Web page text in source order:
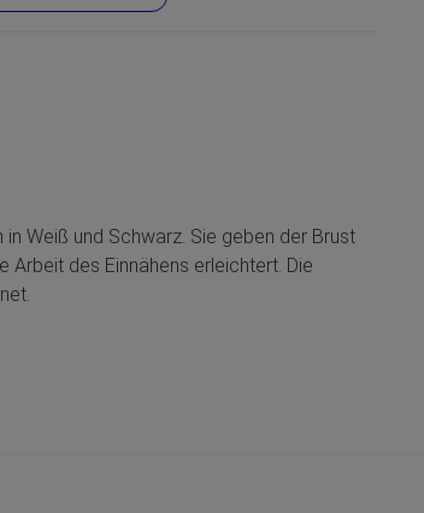
Weiß und Schwarz. Sie geben der Brust
des Einnähens erleichtert. Die